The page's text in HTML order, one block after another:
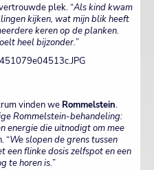
plek. “Als kind kwam
kijken, wat mijn blik heeft
keren op de planken.
heel bijzonder.”
vinden we Rommelstein.
Rommelstein-behandeling:
energie die uitnodigt om mee
“We slopen de grens tussen
een flinke dosis zelfspot en een
te horen is.”